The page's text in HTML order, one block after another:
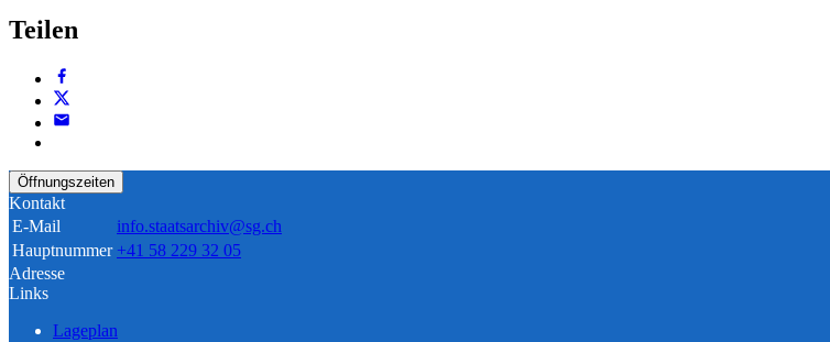
Teilen
Öffnungszeiten
Kontakt
E-Mail
info.staatsarchiv@sg.ch
Hauptnummer +41 58 229 32 05
Adresse
Links
Lageplan